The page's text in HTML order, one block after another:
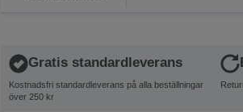
Gratis standardleverans
Kostnadsfri standardleverans på alla beställningar
över 250 kr